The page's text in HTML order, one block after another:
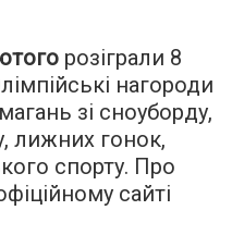
розіграли 8
нагороди
зі сноуборду,
лижних гонок,
спорту. Про
сайті